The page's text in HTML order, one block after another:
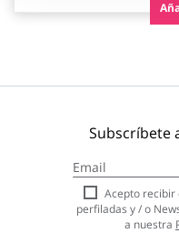
Subscríbete
a
nuestro
boletín
de
Acepto recibir
perfiladas y / o
a nuestra